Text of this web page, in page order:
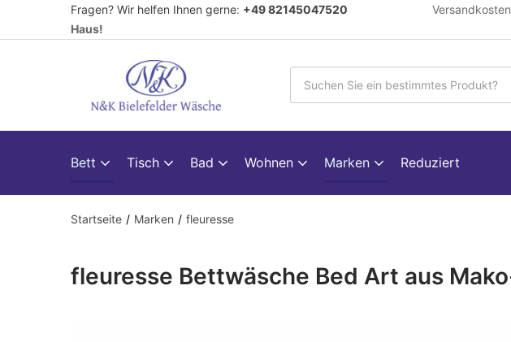
Fragen? Wir helfen Ihnen gerne: +49 82145047520
Haus!
Bett Tisch Bad Wohnen Marken Reduziert
Startseite Marken fleuresse
fleuresse Bettwäsche Bed Art aus